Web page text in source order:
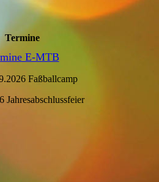
Termine
E-MTB
Faßballcamp
Jahresabschlussfeier